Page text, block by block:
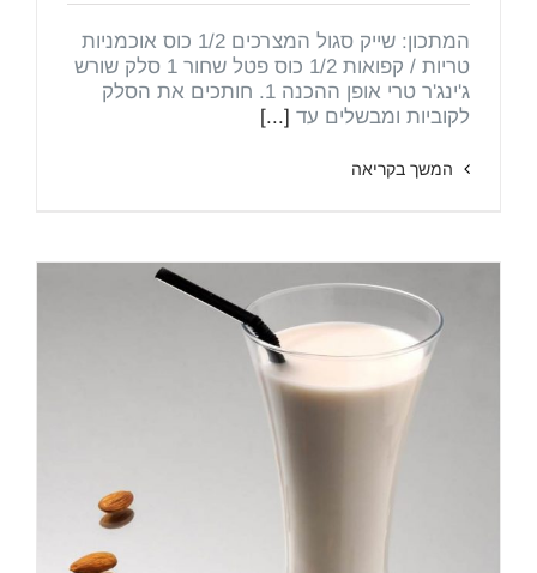
המתכון: שייק סגול המצרכים 1/2 כוס אוכמניות
טריות / קפואות 1/2 כוס פטל שחור 1 סלק שורש
ג'ינג'ר טרי אופן ההכנה 1. חותכים את הסלק
לקוביות ומבשלים עד [...]
המשך בקריאה